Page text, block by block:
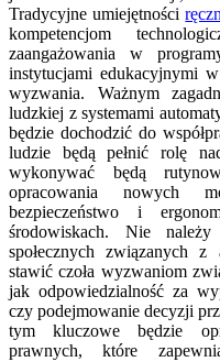
Tradycyjne umiejętności
kompetencjom
zaangażowania w
instytucjami edukacyjnymi
wyzwania. Ważnym
ludzkiej z systemami
będzie dochodzić do
ludzie będą pełnić rolę
wykonywać będą
opracowania nowych
bezpieczeństwo i
środowiskach. Nie
społecznych związanych z
stawić czoła wyzwaniom
jak odpowiedzialność za
czy podejmowanie decyzji
tym kluczowe będzie
prawnych, które